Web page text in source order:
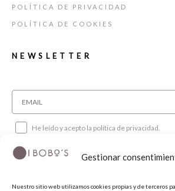
Gestionar
Nuestro sitio web utilizamos cookies propias y de terceros
POLÍTICA DE PRIVACIDAD
POLÍTICA DE COOKIES
NEWSLETTER
He leído y acepto la política de privacidad.
SUSCRIBIRME